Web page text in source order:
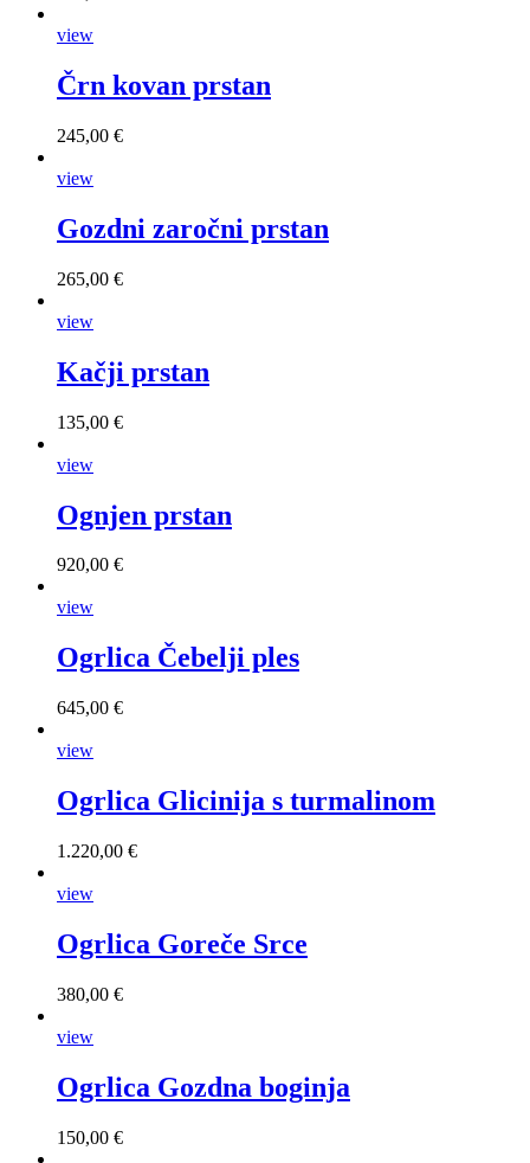
view
Črn kovan prstan
245,00 €
view
Gozdni zaročni prstan
265,00 €
view
Kačji prstan
135,00 €
view
Ognjen prstan
920,00 €
view
Ogrlica Čebelji ples
645,00 €
view
Ogrlica Glicinija s turmalinom
1.220,00 €
view
Ogrlica Goreče Srce
380,00 €
view
Ogrlica Gozdna boginja
150,00 €